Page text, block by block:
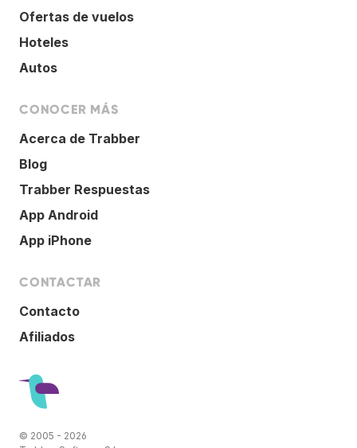
Ofertas de vuelos
Hoteles
Autos
CONOCER MÁS
Acerca de Trabber
Blog
Trabber Respuestas
App Android
App iPhone
CONTACTAR
Contacto
Afiliados
© 2005 - 2026